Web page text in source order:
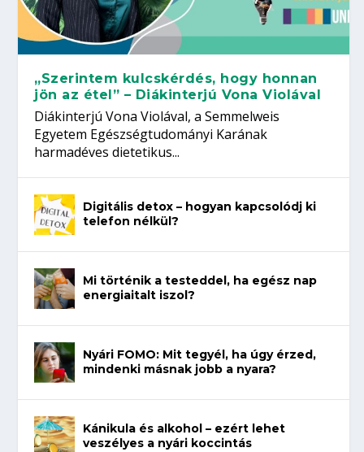
„Szerintem kulcskérdés, hogy honnan
jön az étel” – Diákinterjú Vona Violával
Diákinterjú Vona Violával, a Semmelweis
Egyetem Egészségtudományi Karának
harmadéves dietetikus...
Digitális detox – hogyan kapcsolódj ki
telefon nélkül?
Mi történik a testeddel, ha egész nap
energiaitalt iszol?
Nyári FOMO: Mit tegyél, ha úgy érzed,
mindenki másnak jobb a nyara?
Kánikula és alkohol – ezért lehet
veszélyes a nyári koccintás